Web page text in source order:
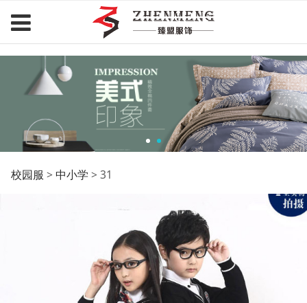
31
校园服 > 中小学 > 31